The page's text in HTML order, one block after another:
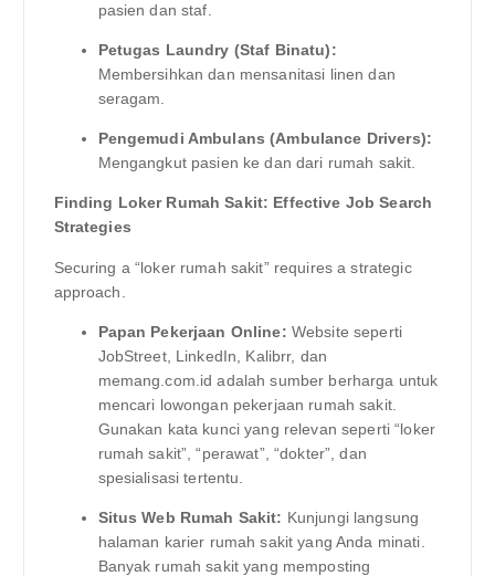
pasien dan staf.
Petugas Laundry (Staf Binatu):
Membersihkan dan mensanitasi linen dan
seragam.
Pengemudi Ambulans (Ambulance Drivers):
Mengangkut pasien ke dan dari rumah sakit.
Finding Loker Rumah Sakit: Effective Job Search
Strategies
Securing a “loker rumah sakit” requires a strategic
approach.
Papan Pekerjaan Online: Website seperti
JobStreet, LinkedIn, Kalibrr, dan
memang.com.id adalah sumber berharga untuk
mencari lowongan pekerjaan rumah sakit.
Gunakan kata kunci yang relevan seperti “loker
rumah sakit”, “perawat”, “dokter”, dan
spesialisasi tertentu.
Situs Web Rumah Sakit: Kunjungi langsung
halaman karier rumah sakit yang Anda minati.
Banyak rumah sakit yang memposting